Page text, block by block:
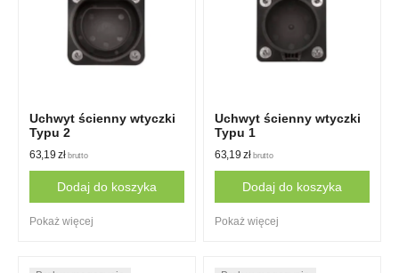
Uchwyt ścienny wtyczki
Typu 2
63,19zł brutto
Dodaj do koszyka
Pokaż więcej
Uchwyt ścienny wtyczki
Typu 1
63,19zł brutto
Dodaj do koszyka
Pokaż więcej